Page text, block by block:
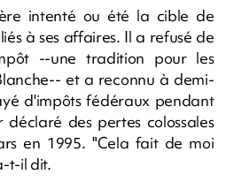
intenté ou été la cible de
à ses affaires. Il a refusé de
--une tradition pour les
et a reconnu à demi-
d'impôts fédéraux pendant
des pertes colossales
en 1995. "Cela fait de moi
t-il dit.